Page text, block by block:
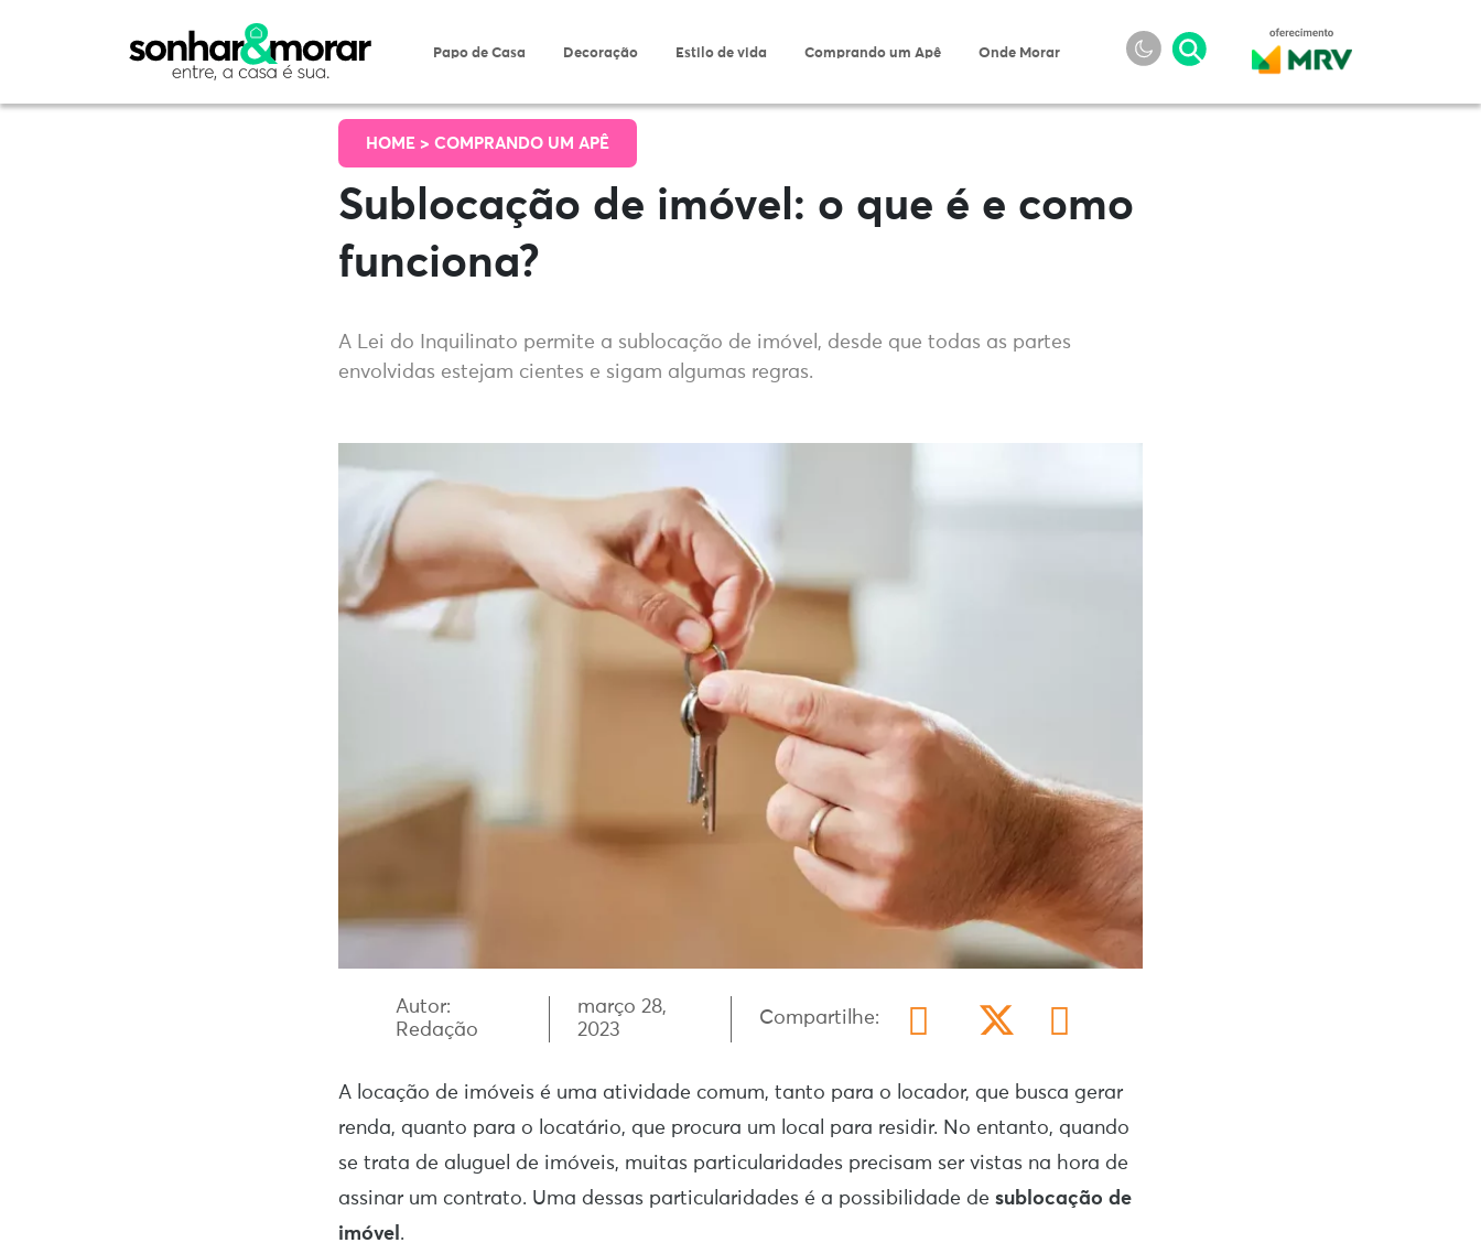
Papo de Casa Decoração Estilo de vida Comprando um Apê Onde Morar
HOME > COMPRANDO UM APÊ
Sublocação de imóvel: o que é e como
funciona?
A Lei do Inquilinato permite a sublocação de imóvel, desde que todas as partes
envolvidas estejam cientes e sigam algumas regras.
Autor:
Redação
março 28,
2023
Compartilhe:
A locação de imóveis é uma atividade comum, tanto para o locador, que busca gerar
renda, quanto para o locatário, que procura um local para residir. No entanto, quando
se trata de aluguel de imóveis, muitas particularidades precisam ser vistas na hora de
assinar um contrato. Uma dessas particularidades é a possibilidade de sublocação de
imóvel .